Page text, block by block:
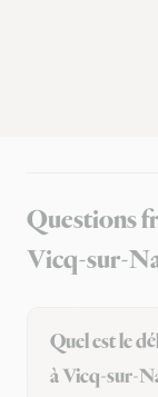
Questions
Vicq-sur-
Quel est le
à Vicq-sur-